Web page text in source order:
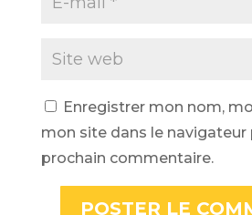
Enregistrer mon nom,
mon site dans le navigateur
prochain commentaire.